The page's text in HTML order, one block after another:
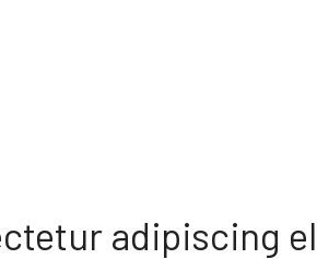
adipiscing